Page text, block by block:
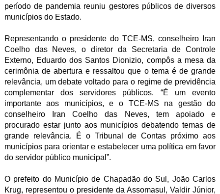
período de pandemia reuniu gestores públicos de diversos
municípios do Estado.
Representando o presidente do TCE-MS, conselheiro Iran
Coelho das Neves, o diretor da Secretaria de Controle
Externo, Eduardo dos Santos Dionizio, compôs a mesa da
cerimônia de abertura e ressaltou que o tema é de grande
relevância, um debate voltado para o regime de previdência
complementar dos servidores públicos. “É um evento
importante aos municípios, e o TCE-MS na gestão do
conselheiro Iran Coelho das Neves, tem apoiado e
procurado estar junto aos municípios debatendo temas de
grande relevância. É o Tribunal de Contas próximo aos
municípios para orientar e estabelecer uma política em favor
do servidor público municipal”.
O prefeito do Município de Chapadão do Sul, João Carlos
Krug, representou o presidente da Assomasul, Valdir Júnior,